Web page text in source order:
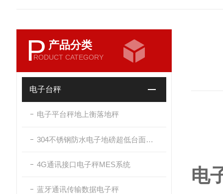
P 产品分类
RODUCT CATEGORY
电子台秤
电子平台秤地上衡落地秤
304不锈钢防水电子地磅超低台面带斜坡
4G通讯接口电子秤MES系统
蓝牙通讯传输数据电子秤
电